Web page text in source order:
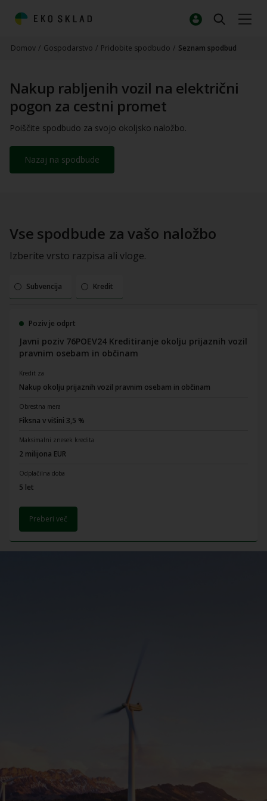
Domov / Gospodarstvo / Pridobite spodbudo / Seznam spodbud
Nakup rabljenih vozil na električni
pogon za cestni promet
Poiščite spodbudo za svojo okoljsko naložbo.
Nazaj na spodbude
Vse spodbude za vašo naložbo
Izberite vrsto razpisa ali vloge.
Subvencija Kredit
Poziv je odprt
Javni poziv 76POEV24 Kreditiranje okolju prijaznih vozil
pravnim osebam in občinam
Kredit za
Nakup okolju prijaznih vozil pravnim osebam in občinam
Obrestna mera
Fiksna v višini 3,5 %
Maksimalni znesek kredita
2 milijona EUR
Odplačilna doba
5 let
Preberi več